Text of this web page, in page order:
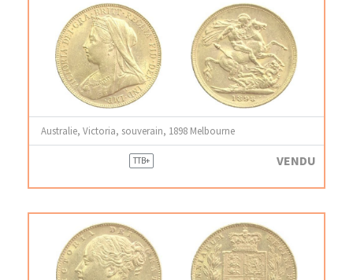
Australie, Victoria, souverain, 1898 Melbourne
TTB+ VENDU